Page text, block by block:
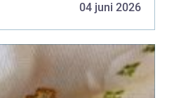
04 juni 2026